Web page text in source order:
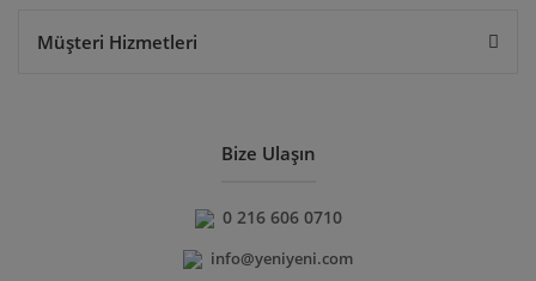
Müşteri Hizmetleri
Bize Ulaşın
0 216 606 0710
info@yeniyeni.com